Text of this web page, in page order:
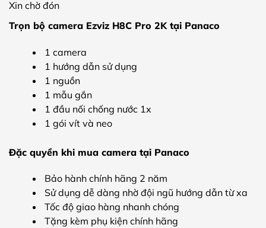
Xin chờ đón
Trọn bộ camera Ezviz H8C Pro 2K tại Panaco
1 camera
1 hướng dẫn sử dụng
1 nguồn
1 mẫu gắn
1 đầu nối chống nước 1x
1 gói vít và neo
Đặc quyền khi mua camera tại Panaco
Bảo hành chính hãng 2 năm
Sử dụng dễ dàng nhờ đội ngũ hướng dẫn từ xa
Tốc độ giao hàng nhanh chóng
Tặng kèm phụ kiện chính hãng